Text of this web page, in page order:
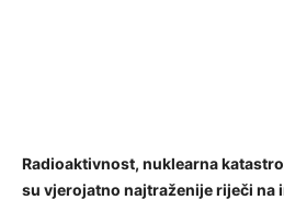
Radioaktivnost, nuklearna
su vjerojatno najtraženije riječi na